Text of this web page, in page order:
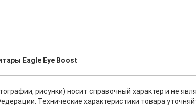
Eagle Eye Boost
рисунки) носит справочный характер и не
Технические характеристики товара